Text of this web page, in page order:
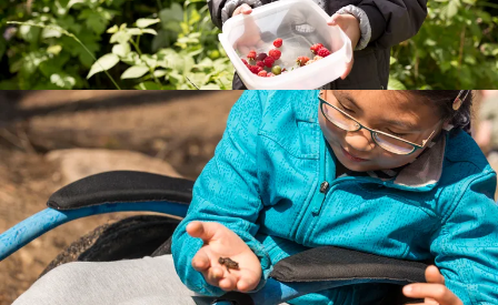
Plukbos
In het plukbos oogst je in de zomer en vroege herfst
heerlijke vruchten en noten. Onze vrijwilligers
vertellen je er graag meer over. Of kom zelf
meehelpen!